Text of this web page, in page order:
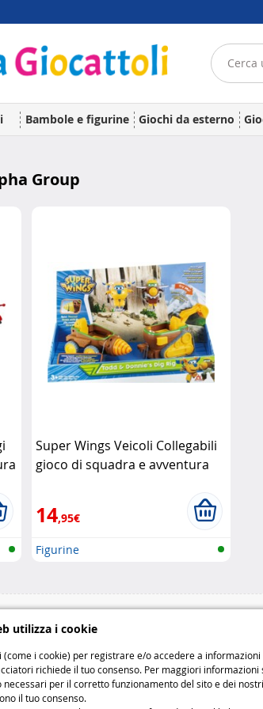
utilizza i cookie
i cookie) per registrare e/o accedere a
richiede il tuo consenso. Per maggiori
necessari per il corretto funzionamento del sito e dei
il tuo consenso.
Bambole e figurine Giochi da esterno
Group
Super Wings Veicoli Collegabili
gioco di squadra e avventura
14,95€
Figurine
Standard
: 6,99 € da
Express
: 9,99 € da